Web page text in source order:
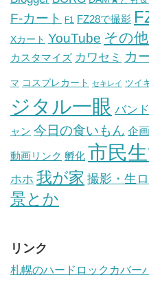
F-カート F1 FZ28で撮影
Xカート YouTube その
カスタマイズ カワセミ カ
マ コスプレカート セキレイ ツイ
ジタル一眼 バンド
ャン 今日の食いもん 企
動画リンク 孵化 市民
ホホ 我が家 撮影・生
景とか
リンク
札幌のハードロックカバー